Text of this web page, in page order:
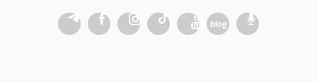
blog